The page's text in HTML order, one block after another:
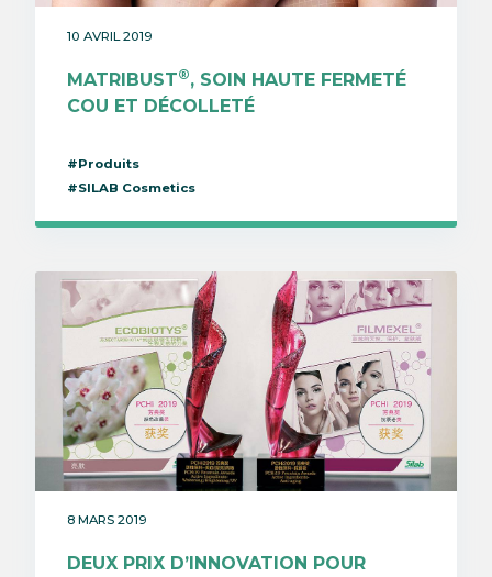
10 AVRIL 2019
MATRIBUST®, SOIN HAUTE FERMETÉ
COU ET DÉCOLLETÉ
#Produits
#SILAB Cosmetics
8 MARS 2019
DEUX PRIX D’INNOVATION POUR